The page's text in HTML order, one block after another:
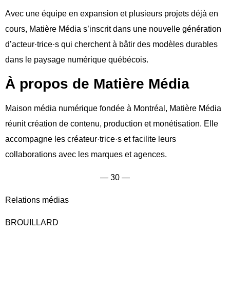
Avec une équipe en expansion et plusieurs projets déjà en
cours, Matière Média s’inscrit dans une nouvelle génération
d’acteur·trice·s qui cherchent à bâtir des modèles durables
dans le paysage numérique québécois.
À propos de Matière Média
Maison média numérique fondée à Montréal, Matière Média
réunit création de contenu, production et monétisation. Elle
accompagne les créateur·trice·s et facilite leurs
collaborations avec les marques et agences.
— 30 —
Relations médias
BROUILLARD